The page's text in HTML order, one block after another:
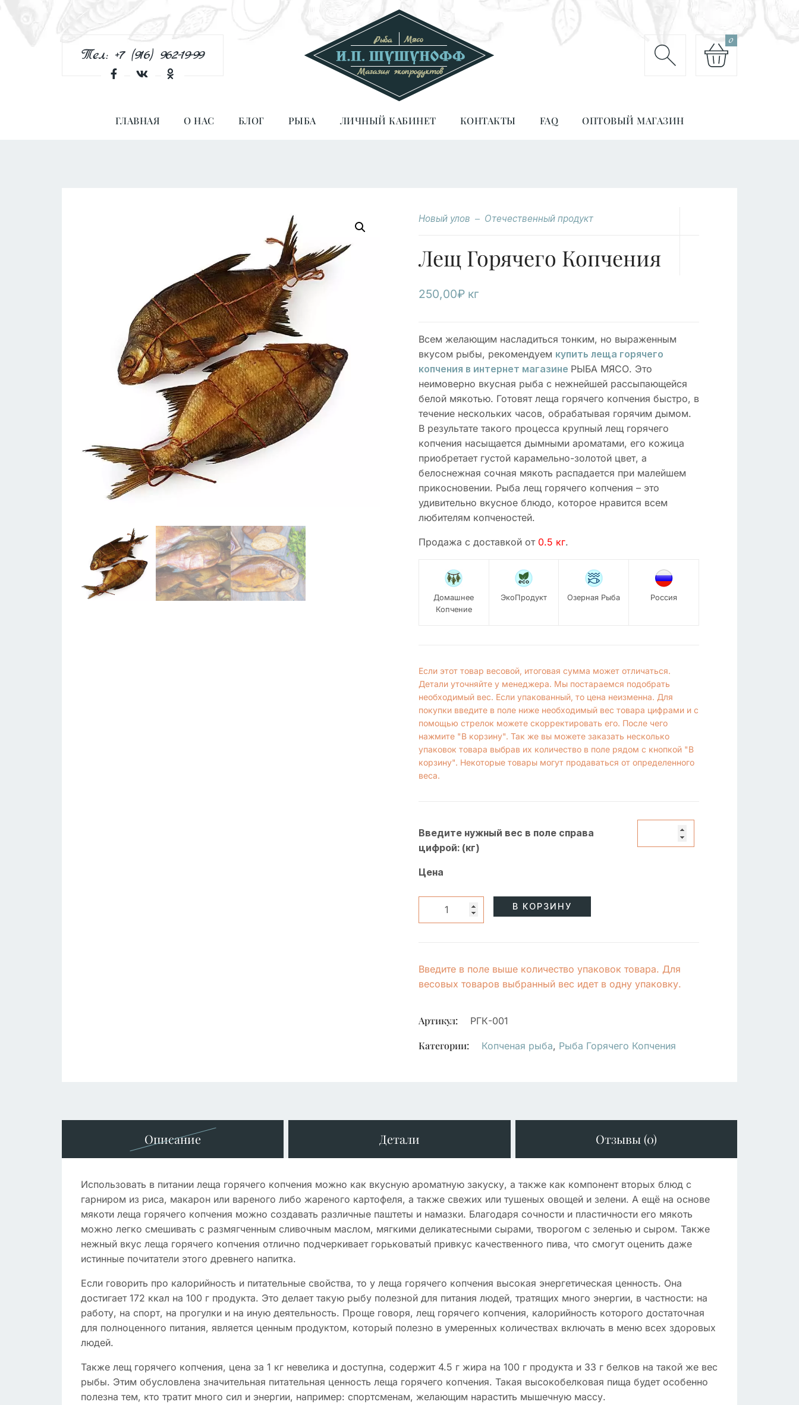
Тел: +7 (916) 962-19-99
0
ГЛАВНАЯ О НАС БЛОГ РЫБА ЛИЧНЫЙ КАБИНЕТ КОНТАКТЫ FAQ ОПТОВЫЙ МАГАЗИН
Новый улов Отечественный продукт
Лещ Горячего Копчения
250,00₽ кг
Всем желающим насладиться тонким, но выраженным
вкусом рыбы, рекомендуем купить леща горячего
копчения в интернет магазине РЫБА МЯСО. Это
неимоверно вкусная рыба с нежнейшей рассыпающейся
белой мякотью. Готовят леща горячего копчения быстро, в
течение нескольких часов, обрабатывая горячим дымом.
В результате такого процесса крупный лещ горячего
копчения насыщается дымными ароматами, его кожица
приобретает густой карамельно-золотой цвет, а
белоснежная сочная мякоть распадается при малейшем
прикосновении. Рыба лещ горячего копчения – это
удивительно вкусное блюдо, которое нравится всем
любителям копченостей.
Продажа с доставкой от 0.5 кг.
Домашнее
Копчение
ЭкоПродукт Озерная Рыба Россия
Если этот товар весовой, итоговая сумма может отличаться.
Детали уточняйте у менеджера. Мы постараемся подобрать
необходимый вес. Если упакованный, то цена неизменна. Для
покупки введите в поле ниже необходимый вес товара цифрами и с
помощью стрелок можете скорректировать его. После чего
нажмите "В корзину". Так же вы можете заказать несколько
упаковок товара выбрав их количество в поле рядом с кнопкой "В
корзину". Некоторые товары могут продаваться от определенного
веса.
Введите нужный вес в поле справа
цифрой: (кг)
Цена
В КОРЗИНУ
Введите в поле выше количество упаковок товара. Для
весовых товаров выбранный вес идет в одну упаковку.
Артикул: РГК-001
Категории: Копченая рыба, Рыба Горячего Копчения
Описание Детали Отзывы (0)
Использовать в питании леща горячего копчения можно как вкусную ароматную закуску, а также как компонент вторых блюд с
гарниром из риса, макарон или вареного либо жареного картофеля, а также свежих или тушеных овощей и зелени. А ещё на основе
мякоти леща горячего копчения можно создавать различные паштеты и намазки. Благодаря сочности и пластичности его мякоть
можно легко смешивать с размягченным сливочным маслом, мягкими деликатесными сырами, творогом с зеленью и сыром. Также
нежный вкус леща горячего копчения отлично подчеркивает горьковатый привкус качественного пива, что смогут оценить даже
истинные почитатели этого древнего напитка.
Если говорить про калорийность и питательные свойства, то у леща горячего копчения высокая энергетическая ценность. Она
достигает 172 ккал на 100 г продукта. Это делает такую рыбу полезной для питания людей, тратящих много энергии, в частности: на
работу, на спорт, на прогулки и на иную деятельность. Проще говоря, лещ горячего копчения, калорийность которого достаточная
для полноценного питания, является ценным продуктом, который полезно в умеренных количествах включать в меню всех здоровых
людей.
Также лещ горячего копчения, цена за 1 кг невелика и доступна, содержит 4.5 г жира на 100 г продукта и 33 г белков на такой же вес
рыбы. Этим обусловлена значительная питательная ценность леща горячего копчения. Такая высокобелковая пища будет особенно
полезна тем, кто тратит много сил и энергии, например: спортсменам, желающим нарастить мышечную массу.